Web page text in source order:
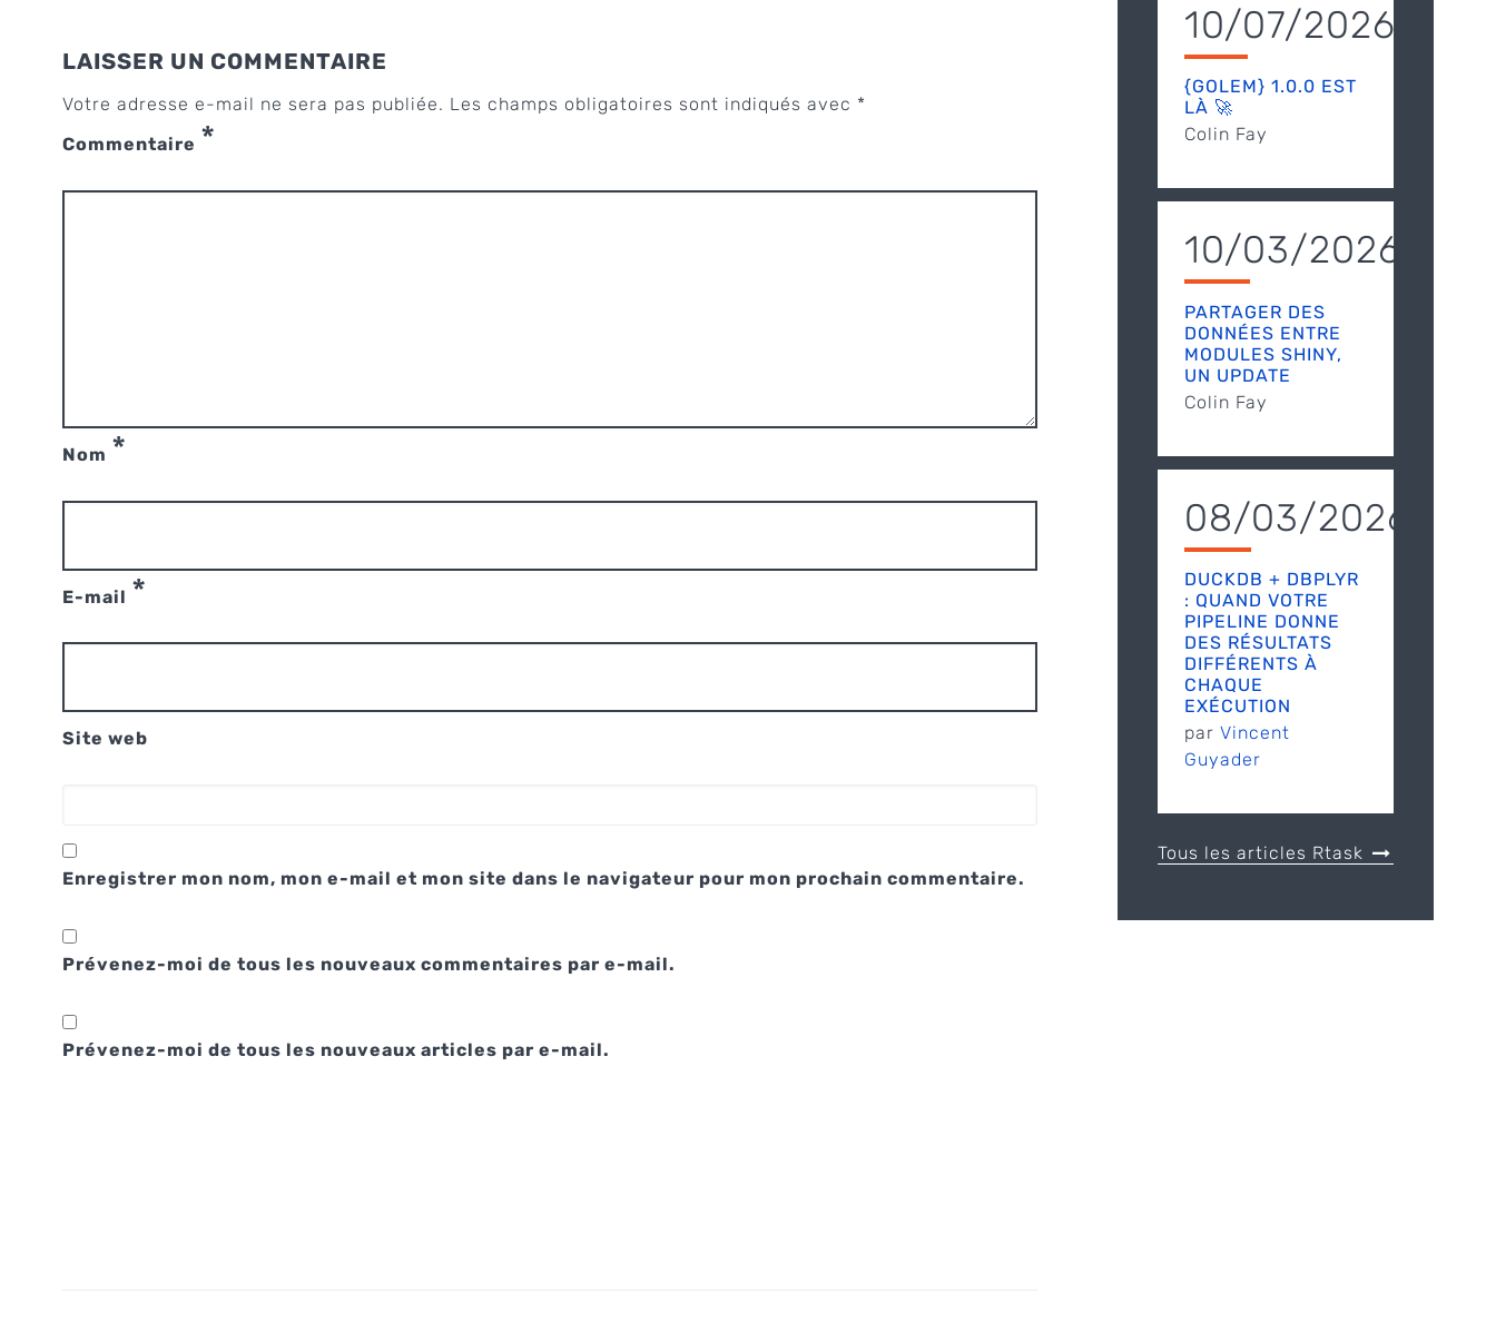
LAISSER UN COMMENTAIRE
Votre adresse e-mail ne sera pas publiée. Les champs obligatoires sont indiqués avec *
Commentaire *
Nom *
E-mail *
Site web
Enregistrer mon nom, mon e-mail et mon site dans le navigateur pour mon prochain commentaire.
Prévenez-moi de tous les nouveaux commentaires par e-mail.
Prévenez-moi de tous les nouveaux articles par e-mail.
10/07/2026
{GOLEM} 1.0.0 EST
LÀ 🚀
Colin Fay
10/03/2026
PARTAGER DES
DONNÉES ENTRE
MODULES SHINY,
UN UPDATE
Colin Fay
08/03/2026
DUCKDB + DBPLYR
: QUAND VOTRE
PIPELINE DONNE
DES RÉSULTATS
DIFFÉRENTS À
CHAQUE
EXÉCUTION
par Vincent
Guyader
Tous les articles Rtask